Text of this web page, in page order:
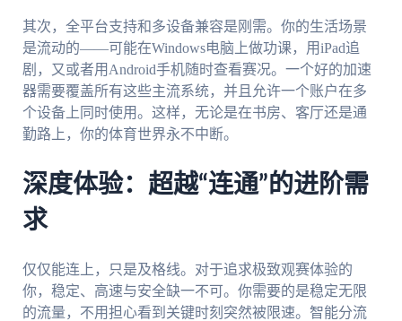
其次，全平台支持和多设备兼容是刚需。你的生活场景
是流动的——可能在Windows电脑上做功课，用iPad追
剧，又或者用Android手机随时查看赛况。一个好的加速
器需要覆盖所有这些主流系统，并且允许一个账户在多
个设备上同时使用。这样，无论是在书房、客厅还是通
勤路上，你的体育世界永不中断。
深度体验：超越“连通”的进阶需
求
仅仅能连上，只是及格线。对于追求极致观赛体验的
你，稳定、高速与安全缺一不可。你需要的是稳定无限
的流量，不用担心看到关键时刻突然被限速。智能分流